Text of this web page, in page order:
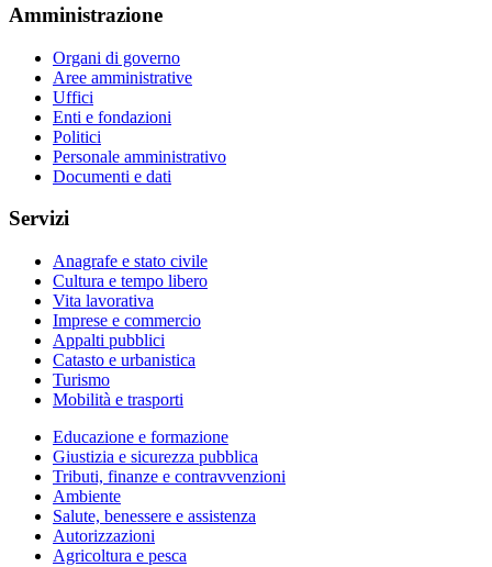
Amministrazione
Organi di governo
Aree amministrative
Uffici
Enti e fondazioni
Politici
Personale amministrativo
Documenti e dati
Servizi
Anagrafe e stato civile
Cultura e tempo libero
Vita lavorativa
Imprese e commercio
Appalti pubblici
Catasto e urbanistica
Turismo
Mobilità e trasporti
Educazione e formazione
Giustizia e sicurezza pubblica
Tributi, finanze e contravvenzioni
Ambiente
Salute, benessere e assistenza
Autorizzazioni
Agricoltura e pesca